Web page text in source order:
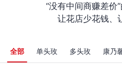
“没有中间商赚差价
让花店少花钱、
全部 单头玫 多头玫 康乃